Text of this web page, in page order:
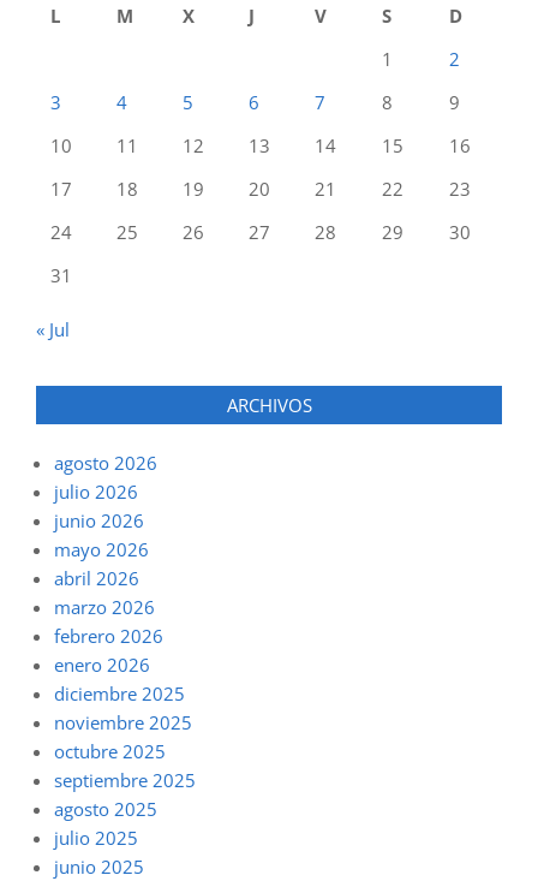
L
M X J V S
D
1
2
3
4 5 6 7 8
9
10
11 12 13 14 15
16
17
18 19 20 21 22
23
24
25 26 27 28 29
30
31
« Jul
ARCHIVOS
agosto 2026
julio 2026
junio 2026
mayo 2026
abril 2026
marzo 2026
febrero 2026
enero 2026
diciembre 2025
noviembre 2025
octubre 2025
septiembre 2025
agosto 2025
julio 2025
junio 2025